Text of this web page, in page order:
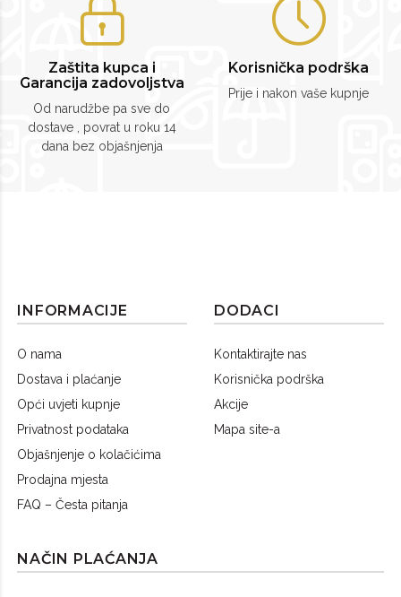
Zaštita kupca i
Garancija zadovoljstva
Od narudžbe pa sve do
dostave , povrat u roku 14
dana bez objašnjenja
Korisnička podrška
Prije i nakon vaše kupnje
INFORMACIJE
O nama
Dostava i plaćanje
Opći uvjeti kupnje
Privatnost podataka
Objašnjenje o kolačićima
Prodajna mjesta
FAQ – Česta pitanja
DODACI
Kontaktirajte nas
Korisnička podrška
Akcije
Mapa site-a
NAČIN PLAĆANJA